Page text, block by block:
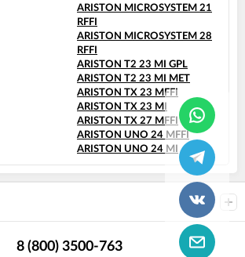
ARISTON MICROSYSTEM 21
RFFI
ARISTON MICROSYSTEM 28
RFFI
ARISTON T2 23 MI GPL
ARISTON T2 23 MI MET
ARISTON TX 23 MFFI
ARISTON TX 23 MI
ARISTON TX 27 MFFI
ARISTON UNO 24 MFFI
ARISTON UNO 24 MI
8 (800) 3500-763